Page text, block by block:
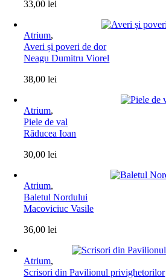
33,00lei
Atrium,
Averi și poveri de dor
Neagu Dumitru Viorel
38,00lei
Atrium,
Piele de val
Răducea Ioan
30,00lei
Atrium,
Baletul Nordului
Macoviciuc Vasile
36,00lei
Atrium,
Scrisori din Pavilionul privighetorilor